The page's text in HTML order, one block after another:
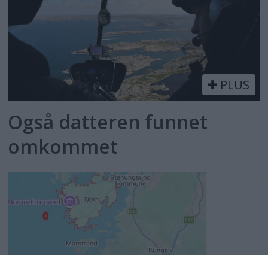
PLUS
Også datteren funnet
omkommet